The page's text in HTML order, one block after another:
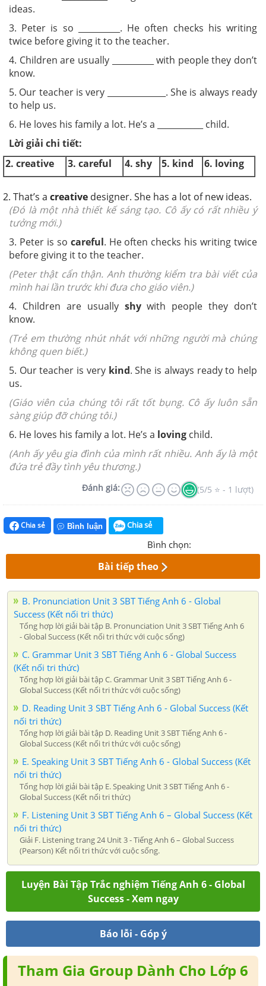
ideas.
3. Peter is so __________. He often checks his writing
twice before giving it to the teacher.
4. Children are usually __________ with people they don’t
know.
5. Our teacher is very ______________. She is always ready
to help us.
6. He loves his family a lot. He’s a ___________ child.
Lời giải chi tiết:
2. creative
3. careful 4. shy 5. kind 6. loving
2. That’s a creative designer. She has a lot of new ideas.
(Đó là một nhà thiết kế sáng tạo. Cô ấy có rất nhiều ý
tưởng mới.)
3. Peter is so careful. He often checks his writing twice
before giving it to the teacher.
(Peter thật cẩn thận. Anh thường kiểm tra bài viết của
mình hai lần trước khi đưa cho giáo viên.)
4. Children are usually shywith people they don’t
know.
(Trẻ em thường nhút nhát với những người mà chúng
không quen biết.)
5. Our teacher is very kind. She is always ready to help
us.
(Giáo viên của chúng tôi rất tốt bụng. Cô ấy luôn sẵn
sàng giúp đỡ chúng tôi.)
6. He loves his family a lot. He’s a loving child.
(Anh ấy yêu gia đình của mình rất nhiều. Anh ấy là một
đứa trẻ đầy tình yêu thương.)
Đánh giá: (5/5 ⭐ - 1 lượt)
Chia sẻ Bình luận Chia sẻ
Bình chọn:
Bài tiếp theo
B. Pronunciation Unit 3 SBT Tiếng Anh 6 - Global
Success (Kết nối tri thức)
Tổng hợp lời giải bài tập B. Pronunciation Unit 3 SBT Tiếng Anh 6
- Global Success (Kết nối tri thức với cuộc sống)
C. Grammar Unit 3 SBT Tiếng Anh 6 - Global Success
(Kết nối tri thức)
Tổng hợp lời giải bài tập C. Grammar Unit 3 SBT Tiếng Anh 6 -
Global Success (Kết nối tri thức với cuộc sống)
D. Reading Unit 3 SBT Tiếng Anh 6 - Global Success (Kết
nối tri thức)
Tổng hợp lời giải bài tập D. Reading Unit 3 SBT Tiếng Anh 6 -
Global Success (Kết nối tri thức với cuộc sống)
E. Speaking Unit 3 SBT Tiếng Anh 6 - Global Success (Kết
nối tri thức)
Tổng hợp lời giải bài tập E. Speaking Unit 3 SBT Tiếng Anh 6 -
Global Success (Kết nối tri thức)
F. Listening Unit 3 SBT Tiếng Anh 6 – Global Success (Kết
nối tri thức)
Giải F. Listening trang 24 Unit 3 - Tiếng Anh 6 – Global Success
(Pearson) Kết nối tri thức với cuộc sống.
Luyện Bài Tập Trắc nghiệm Tiếng Anh 6 - Global
Success - Xem ngay
Báo lỗi - Góp ý
Tham Gia Group Dành Cho Lớp 6